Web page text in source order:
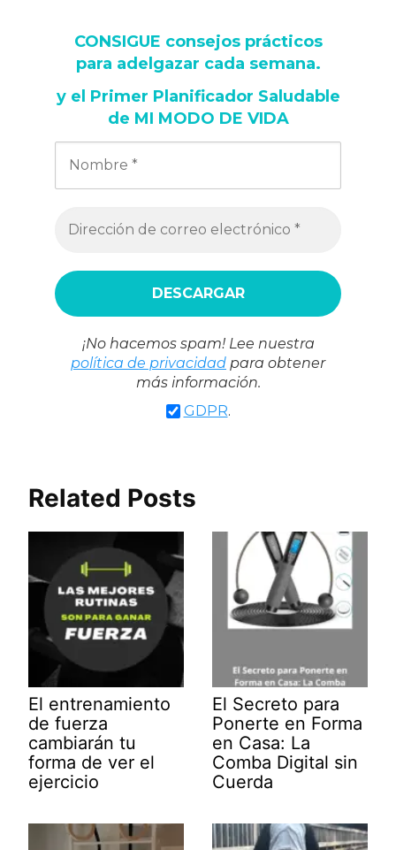
CONSIGUE consejos prácticos
para adelgazar cada semana.
y el Primer Planificador Saludable
de MI MODO DE VIDA
¡No hacemos spam! Lee nuestra
política de privacidad para obtener
más información.
GDPR.
Related Posts
El entrenamiento
de fuerza
cambiarán tu
forma de ver el
ejercicio
El Secreto para
Ponerte en Forma
en Casa: La
Comba Digital sin
Cuerda